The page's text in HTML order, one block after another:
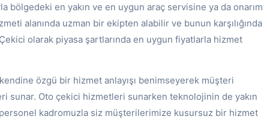
bölgedeki en yakın ve en uygun araç servisine ya da onarım
alanında uzman bir ekipten alabilir ve bunun karşılığında
Çekici olarak piyasa şartlarında en uygun fiyatlarla hizmet
özgü bir hizmet anlayışı benimseyerek müşteri
sunar. Oto çekici hizmetleri sunarken teknolojinin de yakın
kadromuzla siz müşterilerimize kusursuz bir hizmet